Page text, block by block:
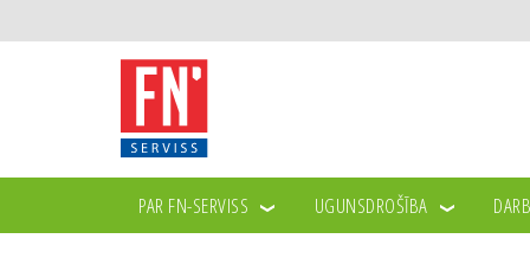
PAR FN-SERVISS UGUNSDROŠĪBA